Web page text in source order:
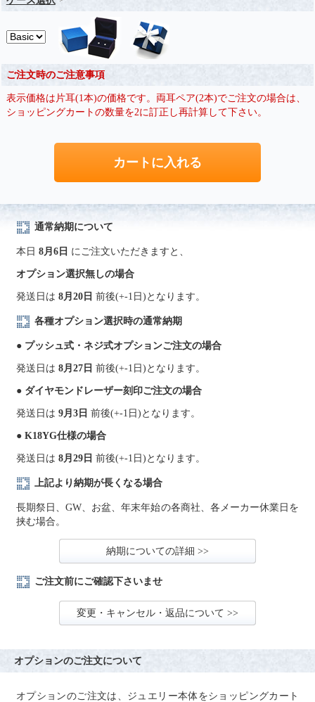
ご注文時のご注意事項
表示価格は片耳(1本)の価格です。両耳ペア(2本)でご注文の場合は、
ショッピングカートの数量を2に訂正し再計算して下さい。
通常納期について
本日 8月6日 にご注文いただきますと、
オプション選択無しの場合
発送日は 8月20日 前後(+-1日)となります。
各種オプション選択時の通常納期
● プッシュ式・ネジ式オプションご注文の場合
発送日は 8月27日 前後(+-1日)となります。
● ダイヤモンドレーザー刻印ご注文の場合
発送日は 9月3日 前後(+-1日)となります。
● K18YG仕様の場合
発送日は 8月29日 前後(+-1日)となります。
上記より納期が長くなる場合
長期祭日、GW、お盆、年末年始の各商社、各メーカー休業日を
挟む場合。
納期についての詳細 >>
ご注文前にご確認下さいませ
変更・キャンセル・返品について >>
オプションのご注文について
オプションのご注文は、ジュエリー本体をショッピングカート